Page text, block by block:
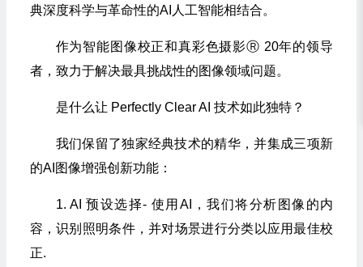
典深度科学与革命性的AI人工智能相结合。
作为智能图像校正和真彩色摄影Ⓡ 20年的领导
者，致力于解决最具挑战性的图像领域问题。
是什么让 Perfectly Clear AI 技术如此独特？
我们保留了独家经典技术的精华，并集成三项新
的AI图像增强创新功能：
1. AI 预设选择- 使用AI，我们将分析图像的内
容，识别照明条件，并对场景进行分类以应用最佳校
正.